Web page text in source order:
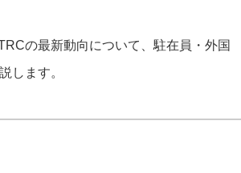
の最新動向について、駐在員・外国
します。